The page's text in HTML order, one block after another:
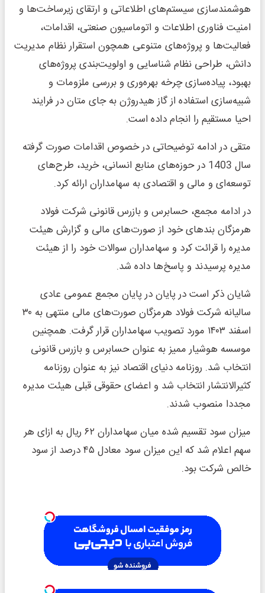
هوشمندسازی سیستم‌های اطلاعاتی و ارتقای زیرساخت‌ها و
امنیت فناوری اطلاعات و اتوماسیون صنعتی، اقدامات،
فعالیت‌ها و پروژه‌های متنوعی همچون استقرار نظام مدیریت
دانش، طراحی نظام شناسایی و اولویت‌بندی پروژه‌های
بهبود، پیاده‌سازی چرخه بهره‌وری و بررسی ملزومات و
شبیه‌سازی استفاده از گاز هیدروژن به جای متان در فرایند
احیا مستقیم را انجام داده است.
متقی در ادامه توضیحاتی در خصوص اقدامات صورت گرفته
سال 1403 در حوزه‌های منابع انسانی، خرید، طرح‌های
توسعه‌ای و مالی و اقتصادی به سهامداران ارائه کرد.
در ادامه مجمع، حسابرس و بازرس قانونی شرکت فولاد
هرمزگان بندهای خود از صورت‌های مالی و گزارش هیئت
مدیره را قرائت کرد و سهامداران سوالات خود را از هیئت
مدیره پرسیدند و پاسخ‌ها داده شد.
شایان ذکر است در پایان در پایان مجمع عمومی عادی
سالیانه شرکت فولاد هرمزگان صورت‌های مالی منتهی به ۳۰
اسفند ۱۴۰۳ مورد تصویب سهامداران قرار گرفت. همچنین
موسسه هوشیار ممیز به عنوان حسابرس و بازرس قانونی
انتخاب شد. روزنامه دنیای اقتصاد نیز به عنوان روزنامه
کثیرالانتشار انتخاب شد و اعضای حقوقی قبلی هیئت مدیره
مجددا منصوب شدند.
میزان سود تقسیم شده میان سهامداران ۶۲ ریال به ازای هر
سهم اعلام شد که این میزان سود معادل ۴۵ درصد از سود
خالص شرکت بود.